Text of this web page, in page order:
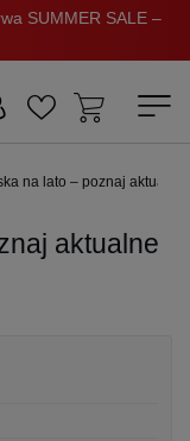
SUMMER SALE –
na lato – poznaj aktualne
aktualne